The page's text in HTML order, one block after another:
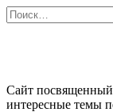
Перейти
к
Search
for:
Сайт посвященный
интересные темы